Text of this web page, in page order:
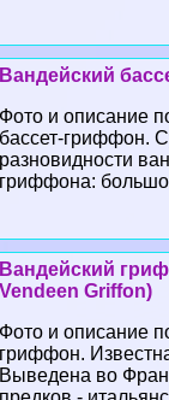
Вандейский
Фото и описание
бассет-гриффон.
разновидности
гриффона:
Вандейский
Vendeen Griffon)
Фото и описание
гриффон.
Выведена во